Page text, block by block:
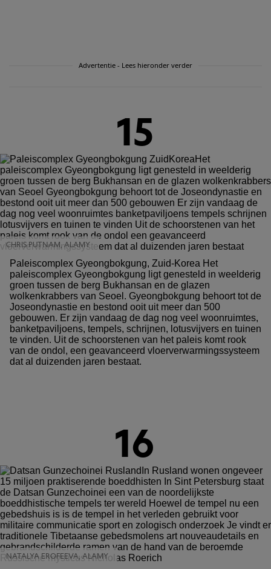
Advertentie - Lees hieronder verder
15
CHRIS PUTNAM, ALAMY
Paleiscomplex Gyeongbokgung, Zuid-Korea Het
paleiscomplex Gyeongbokgung ligt genesteld in weelderig
groen tussen de berg Bukhansan en de glazen
wolkenkrabbers van Seoel. Gyeongbokgung behoort tot de
Joseondynastie en bestond ooit uit meer dan 500
gebouwen. Er zijn vandaag de dag nog veel woonruimtes,
banketpaviljoens, tempels, schrijnen, lotusvijvers en tuinen
te vinden. Uit de schoorstenen van het paleis komt rook
van de ondol, een geavanceerd vloerverwarmingssysteem
dat al duizenden jaren bestaat.
16
NATALYA EROFEEVA, ALAMY